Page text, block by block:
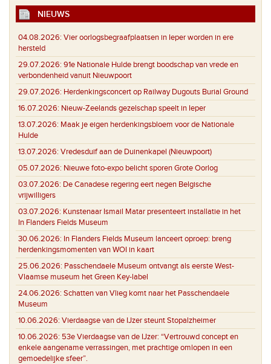
NIEUWS
04.08.2026: Vier oorlogsbegraafplaatsen in Ieper worden in ere
hersteld
29.07.2026: 91e Nationale Hulde brengt boodschap van vrede en
verbondenheid vanuit Nieuwpoort
29.07.2026: Herdenkingsconcert op Railway Dugouts Burial Ground
16.07.2026: Nieuw-Zeelands gezelschap speelt in Ieper
13.07.2026: Maak je eigen herdenkingsbloem voor de Nationale
Hulde
13.07.2026: Vredesduif aan de Duinenkapel (Nieuwpoort)
05.07.2026: Nieuwe foto-expo belicht sporen Grote Oorlog
03.07.2026: De Canadese regering eert negen Belgische
vrijwilligers
03.07.2026: Kunstenaar Ismail Matar presenteert installatie in het
In Flanders Fields Museum
30.06.2026: In Flanders Fields Museum lanceert oproep: breng
herdenkingsmomenten van WOI in kaart
25.06.2026: Passchendaele Museum ontvangt als eerste West-
Vlaamse museum het Green Key-label
24.06.2026: Schatten van Vlieg komt naar het Passchendaele
Museum
10.06.2026: Vierdaagse van de IJzer steunt Stopalzheimer
10.06.2026: 53e Vierdaagse van de IJzer: “Vertrouwd concept en
enkele aangename verrassingen, met prachtige omlopen in een
gemoedelijke sfeer”.